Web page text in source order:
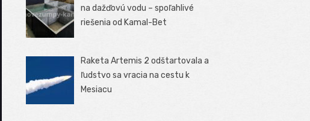
na dažďovú vodu – spoľahlivé
riešenia od Kamal-Bet
Raketa Artemis 2 odštartovala a
ľudstvo sa vracia na cestu k
Mesiacu